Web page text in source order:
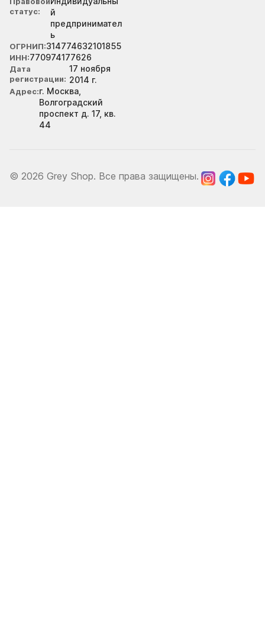
статус
й
предпринимател
ь
ОГРНИП 314774632101855
ИНН 770974177626
Дата
регистрации
17 ноября
2014 г.
Адрес г. Москва,
Волгоградский
проспект д. 17, кв.
44
© 2026 Grey Shop. Все права защищены.